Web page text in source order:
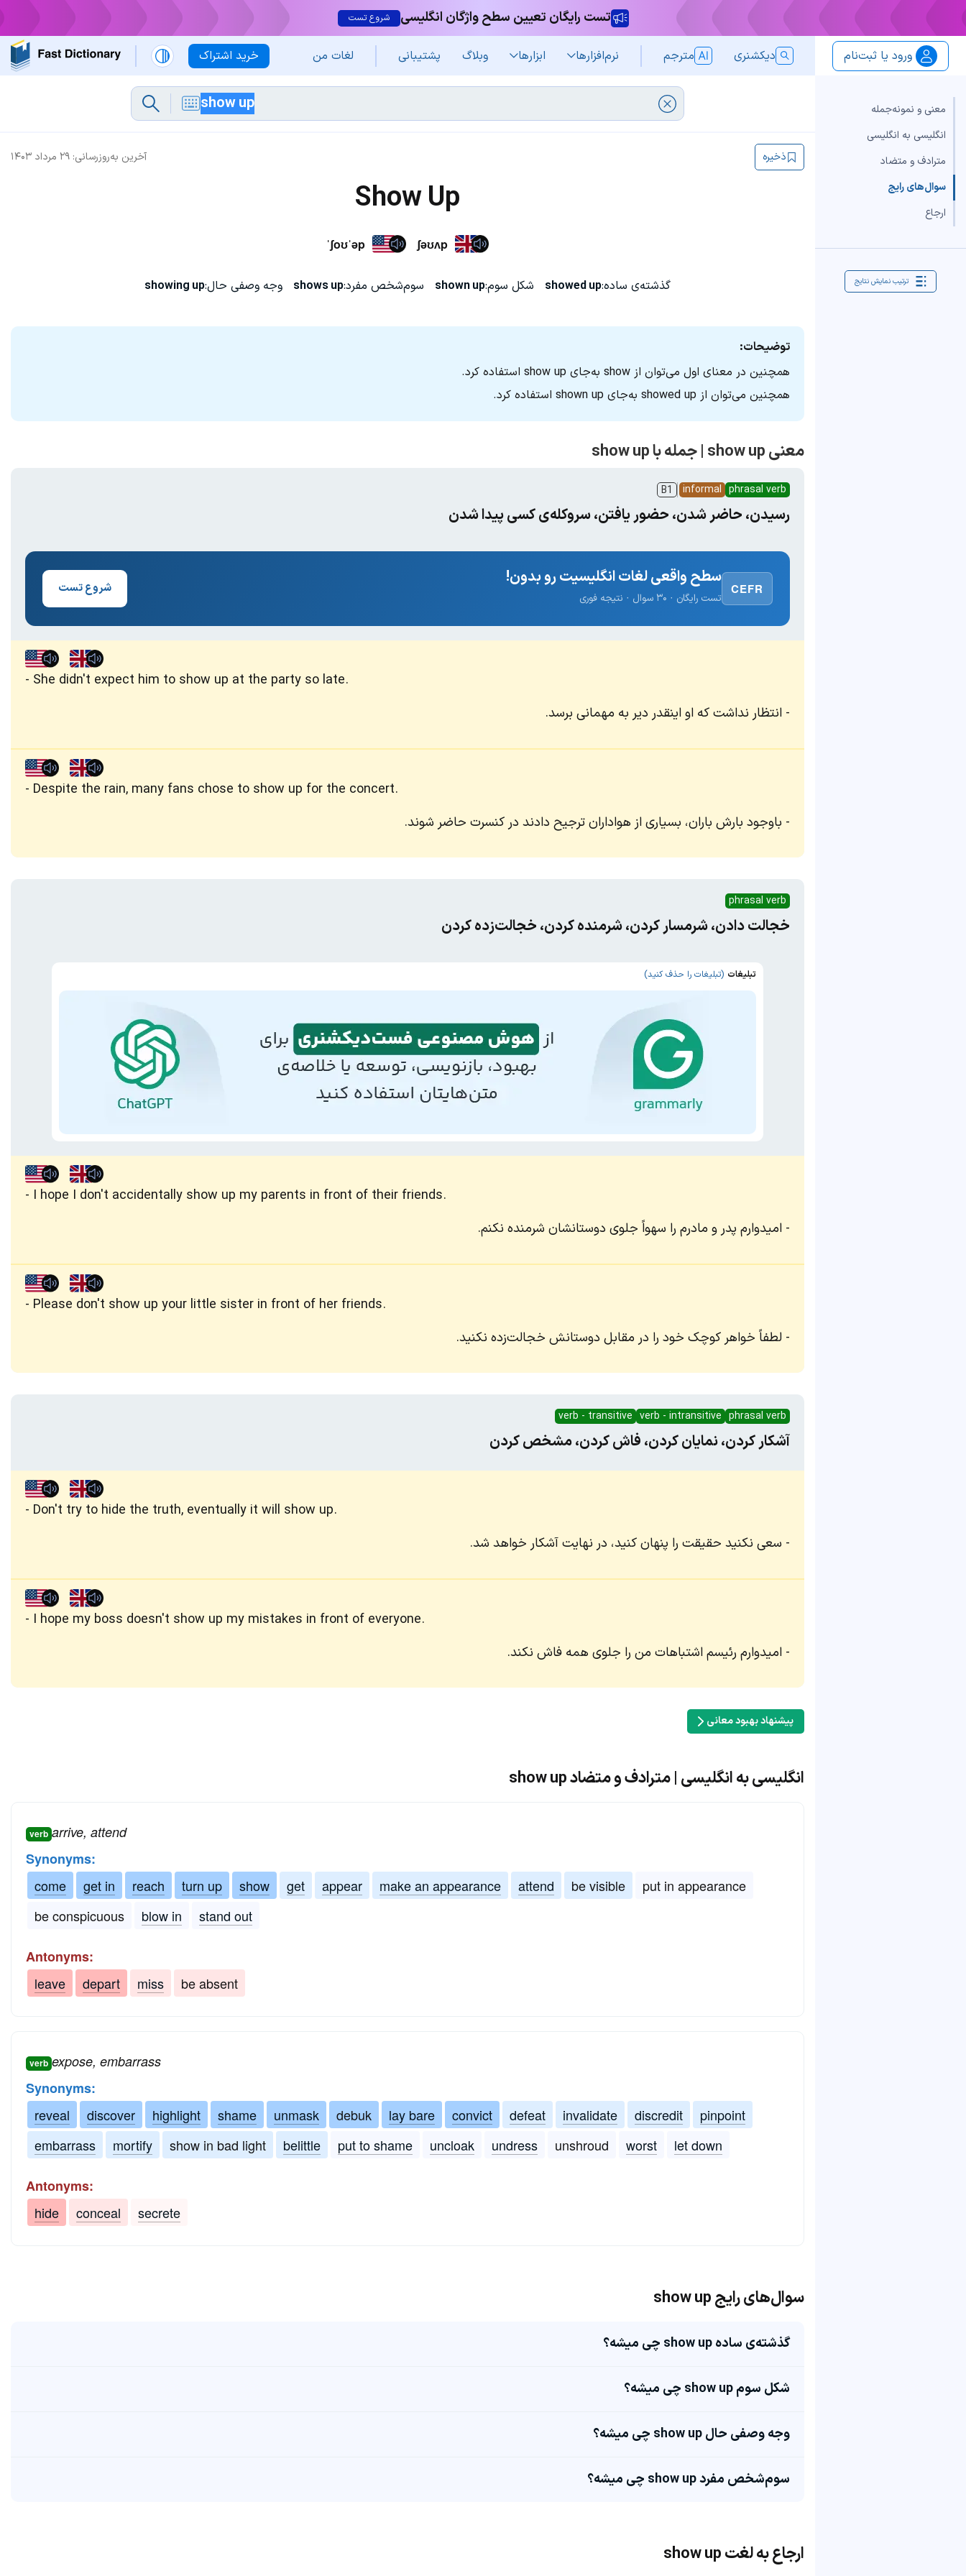
تست رایگان تعیین سطح واژگان انگلیسی شروع تست
خرید اشتراک ورود یا ثبت‌نام دیکشنری مترجم نرم‌افزار‌ها ابزارها وبلاگ پشتیبانی لغات من
معنی و نمونه‌جمله
انگلیسی به انگلیسی
مترادف و متضاد
سوال‌های رایج
ارجاع
ترتیب نمایش نتایج
آخرین به‌روزرسانی: ۲۹ مرداد ۱۴۰۳ ذخیره
Show Up
ˈʃoʊˈəp ʃəʊʌp
گذشته‌ی ساده:showed up شکل سوم:shown up سوم‌شخص مفرد:shows up وجه وصفی حال:showing up
توضیحات:
همچنین در معنای اول می‌توان از show به‌جای show up استفاده کرد.
همچنین می‌توان از showed up به‌جای shown up استفاده کرد.
معنی show up | جمله با show up
phrasal verb
informal
B1
رسیدن، حاضر شدن، حضور یافتن، سروکله‌ی کسی پیدا شدن
CEFR
سطح واقعی لغات انگلیسیت رو بدون!
تست رایگان · ۳۰ سوال · نتیجه فوری
شروع تست
She didn't expect him to show up at the party so late.
انتظار نداشت که او اینقدر دیر به مهمانی برسد.
Despite the rain, many fans chose to show up for the concert.
باوجود بارش باران، بسیاری از هواداران ترجیح دادند در کنسرت حاضر شوند.
phrasal verb
خجالت دادن، شرمسار کردن، شرمنده کردن، خجالت‌زده کردن
تبلیغات (تبلیغات را حذف کنید)
I hope I don't accidentally show up my parents in front of their friends.
امیدوارم پدر و مادرم را سهواً جلوی دوستانشان شرمنده نکنم.
Please don't show up your little sister in front of her friends.
لطفاً خواهر کوچک خود را در مقابل دوستانش خجالت‌زده نکنید.
phrasal verb
verb - intransitive
verb - transitive
آشکار کردن، نمایان کردن، فاش کردن، مشخص کردن
Don't try to hide the truth, eventually it will show up.
سعی نکنید حقیقت را پنهان کنید، در نهایت آشکار خواهد شد.
I hope my boss doesn't show up my mistakes in front of everyone.
امیدوارم رئیسم اشتباهات من را جلوی همه فاش نکند.
پیشنهاد بهبود معانی
انگلیسی به انگلیسی | مترادف و متضاد show up
verb arrive, attend
Synonyms:
come
get in reach turn up show get appear make an appearance attend be visible
put in appearance
be conspicuous
blow in stand out
Antonyms:
leave
depart miss be absent
verb expose, embarrass
Synonyms:
reveal
discover highlight shame unmask debuk lay bare convict defeat invalidate discredit
pinpoint
embarrass
mortify show in bad light belittle put to shame uncloak undress unshroud worst let down
Antonyms:
hide
conceal secrete
سوال‌های رایج show up
گذشته‌ی ساده show up چی میشه؟
شکل سوم show up چی میشه؟
وجه وصفی حال show up چی میشه؟
سوم‌شخص مفرد show up چی میشه؟
ارجاع به لغت show up